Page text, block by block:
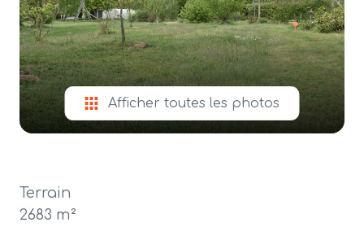
mail
contact
Afficher toutes les photos
Terrain
2683 m²